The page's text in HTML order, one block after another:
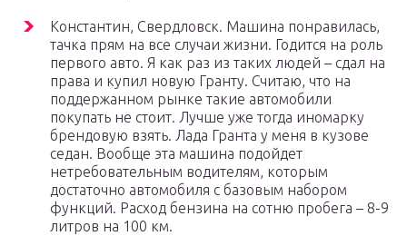
Константин, Свердловск. Машина понравилась,
тачка прям на все случаи жизни. Годится на роль
первого авто. Я как раз из таких людей – сдал на
права и купил новую Гранту. Считаю, что на
поддержанном рынке такие автомобили
покупать не стоит. Лучше уже тогда иномарку
брендовую взять. Лада Гранта у меня в кузове
седан. Вообще эта машина подойдет
нетребовательным водителям, которым
достаточно автомобиля с базовым набором
функций. Расход бензина на сотню пробега – 8-9
литров на 100 км.